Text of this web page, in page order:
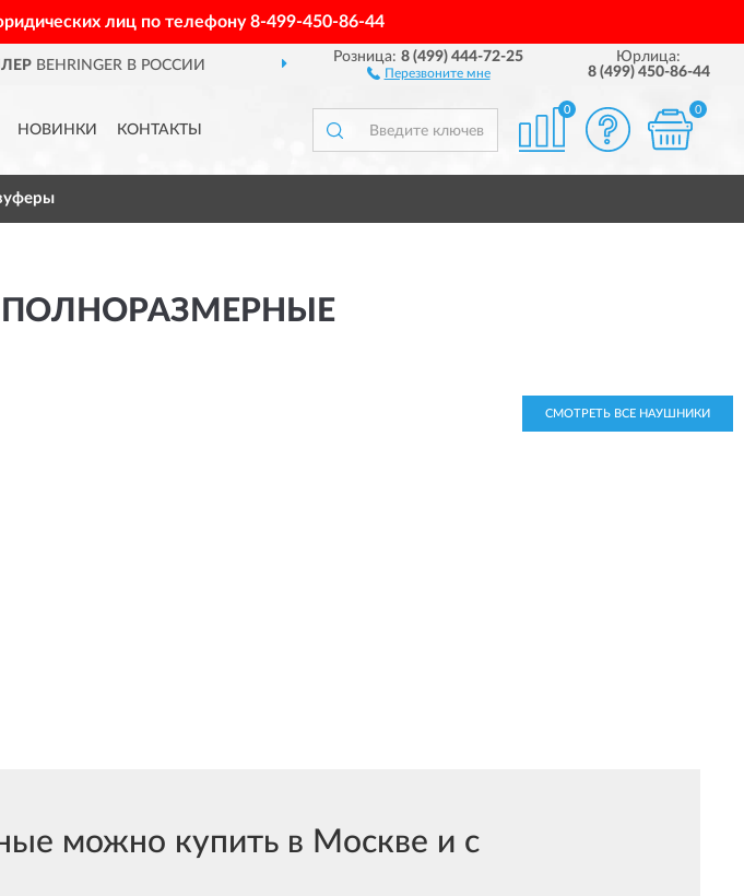
лиц по телефону8-499-450-86-44
BEHRINGER В РОССИИ ДОСТАВИМ ПО ВСЕЙ РОССИИ
Розница:8 (499) 444-72-25
Перезвоните мне
Юрлица:
8 (499) 450-86-44
НОВИНКИ КОНТАКТЫ
0 0
ПОЛНОРАЗМЕРНЫЕ
СМОТРЕТЬ ВСЕ НАУШНИКИ
можно купить в Москве и с